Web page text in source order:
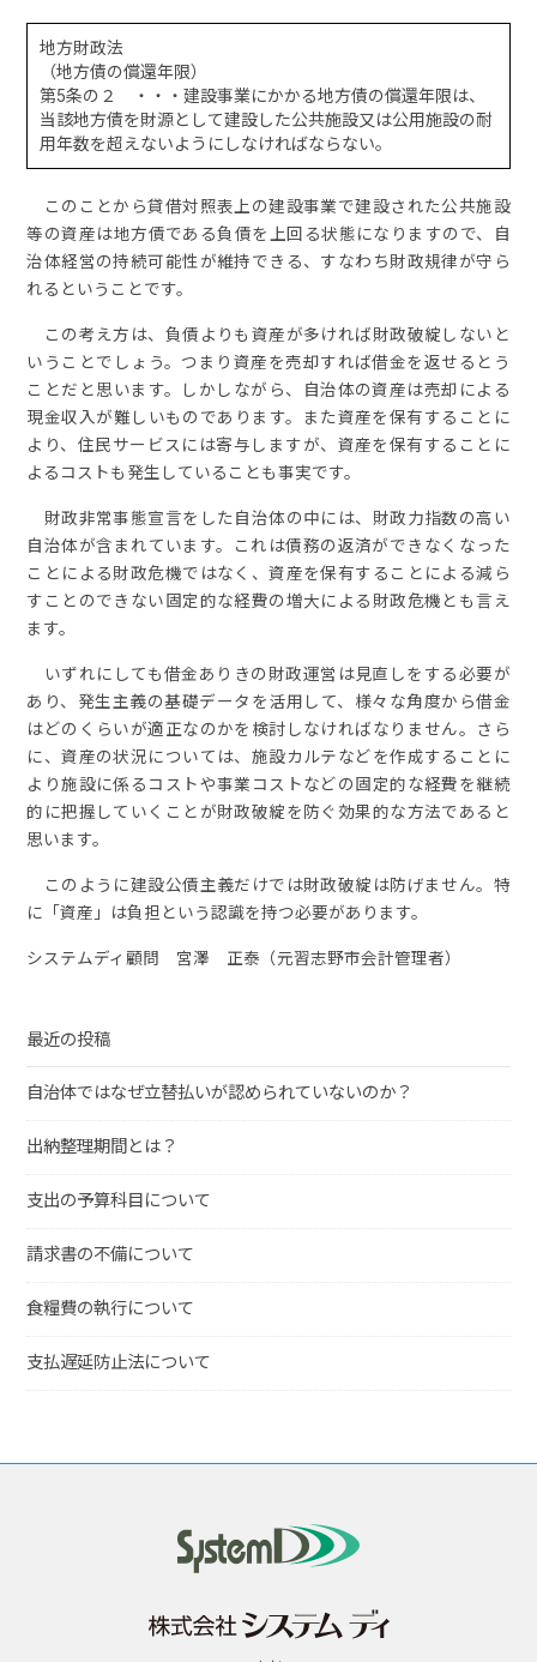
地方財政法
（地方債の償還年限）
第5条の２ ・・・建設事業にかかる地方債の償還年限は、
当該地方債を財源として建設した公共施設又は公用施設の耐
用年数を超えないようにしなければならない。
このことから貸借対照表上の建設事業で建設された公共施設
等の資産は地方債である負債を上回る状態になりますので、自
治体経営の持続可能性が維持できる、すなわち財政規律が守ら
れるということです。
この考え方は、負債よりも資産が多ければ財政破綻しないと
いうことでしょう。つまり資産を売却すれば借金を返せるとう
ことだと思います。しかしながら、自治体の資産は売却による
現金収入が難しいものであります。また資産を保有することに
より、住民サービスには寄与しますが、資産を保有することに
よるコストも発生していることも事実です。
財政非常事態宣言をした自治体の中には、財政力指数の高い
自治体が含まれています。これは債務の返済ができなくなった
ことによる財政危機ではなく、資産を保有することによる減ら
すことのできない固定的な経費の増大による財政危機とも言え
ます。
いずれにしても借金ありきの財政運営は見直しをする必要が
あり、発生主義の基礎データを活用して、様々な角度から借金
はどのくらいが適正なのかを検討しなければなりません。さら
に、資産の状況については、施設カルテなどを作成することに
より施設に係るコストや事業コストなどの固定的な経費を継続
的に把握していくことが財政破綻を防ぐ効果的な方法であると
思います。
このように建設公債主義だけでは財政破綻は防げません。特
に「資産」は負担という認識を持つ必要があります。
システムディ顧問 宮澤 正泰（元習志野市会計管理者）
最近の投稿
自治体ではなぜ立替払いが認められていないのか？
出納整理期間とは？
支出の予算科目について
請求書の不備について
食糧費の執行について
支払遅延防止法について